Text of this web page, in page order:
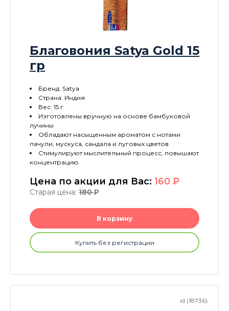
Благовония Satya Gold 15
гр
Бренд: Satya
Страна: Индия
Вес: 15 г
Изготовлены вручную на основе бамбуковой
лучины
Обладают насыщенным ароматом с нотами
пачули, мускуса, сандала и луговых цветов
Стимулируют мыслительный процесс, повышают
концентрацию
Цена по акции для Вас: 160 P
Старая цена: 180P
В корзину
Купить без регистрации
id (18736)